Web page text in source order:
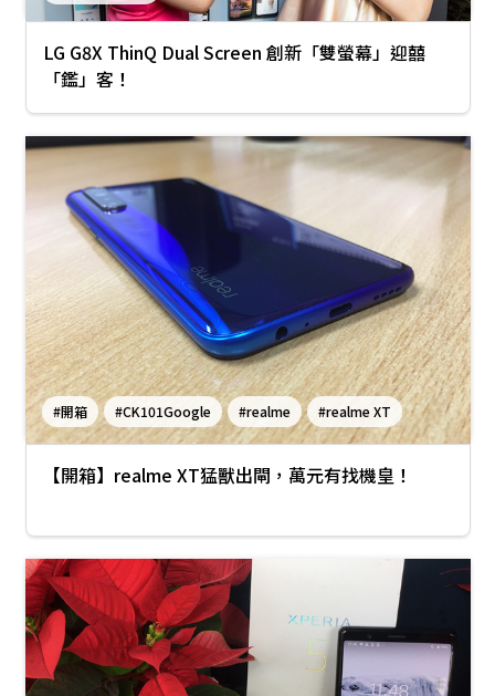
LG G8X ThinQ Dual Screen 創新「雙螢幕」迎囍
「鑑」客！
#開箱 #CK101Google #realme #realme XT
【開箱】realme XT猛獸出閘，萬元有找機皇！